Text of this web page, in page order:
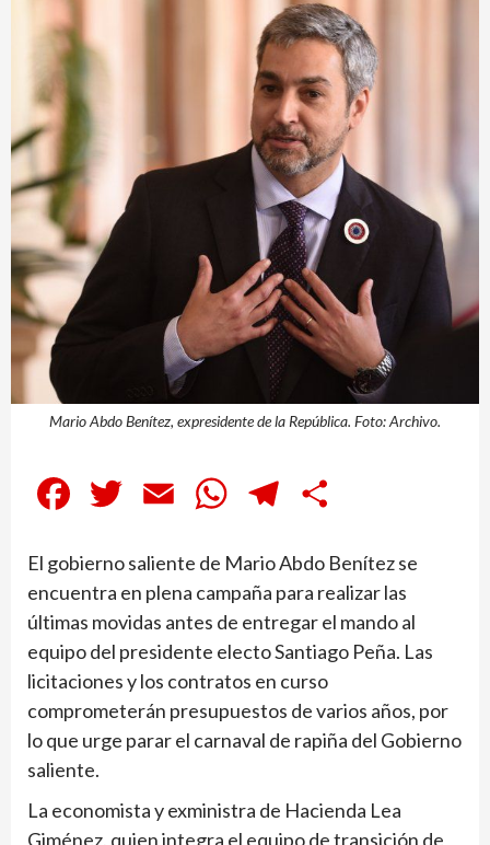
Mario Abdo Benítez, expresidente de la República. Foto: Archivo.
FacebookTwitter Email WhatsAppTelegram
El gobierno saliente de Mario Abdo Bení­tez se
encuentra en plena campaña para realizar las
últimas movidas antes de entregar el mando al
equipo del presidente electo Santiago Peña. Las
licitaciones y los contratos en curso
comprometerán presupuestos de varios años, por
lo que urge parar el carnaval de rapiña del Gobierno
saliente.
La economista y exministra de Hacienda Lea
Giménez, quien integra el equipo de transición de